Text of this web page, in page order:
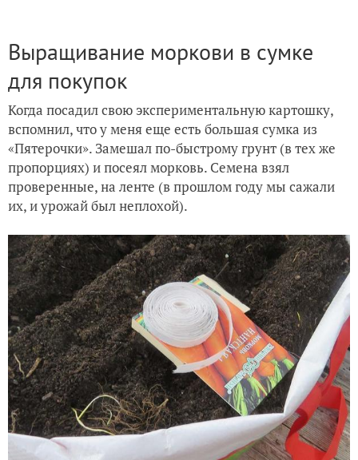
Выращивание моркови в сумке
для покупок
Когда посадил свою экспериментальную картошку,
вспомнил, что у меня еще есть большая сумка из
«Пятерочки». Замешал по-быстрому грунт (в тех же
пропорциях) и посеял морковь. Семена взял
проверенные, на ленте (в прошлом году мы сажали
их, и урожай был неплохой).